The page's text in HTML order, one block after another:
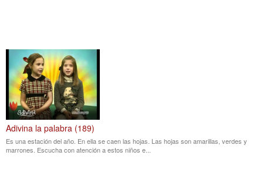
Adivina la palabra (189)
Es una estación del año. En ella se caen las hojas. Las hojas son amarillas, verdes y
marrones. Escucha con atención a estos niños e...